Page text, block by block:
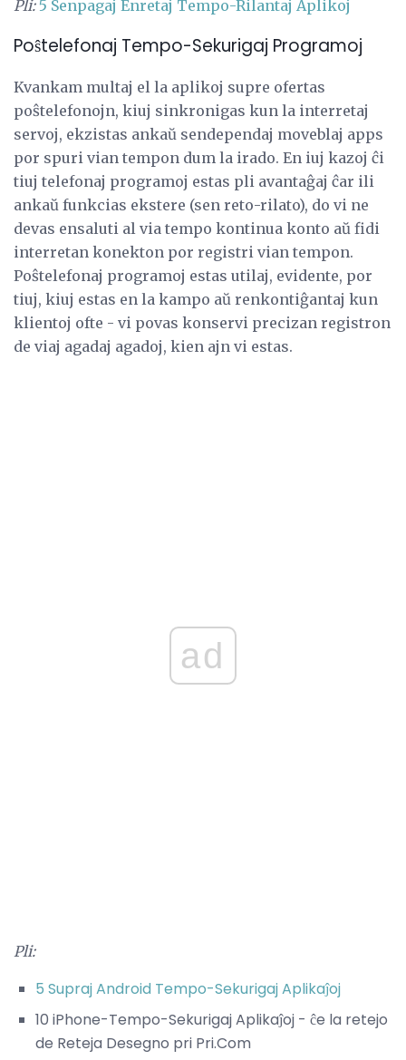
Pli: 5 Senpagaj Enretaj Tempo-Rilantaj Aplikoj
Poŝtelefonaj Tempo-Sekurigaj Programoj
Kvankam multaj el la aplikoj supre ofertas
poŝtelefonojn, kiuj sinkronigas kun la interretaj
servoj, ekzistas ankaŭ sendependaj moveblaj apps
por spuri vian tempon dum la irado. En iuj kazoj ĉi
tiuj telefonaj programoj estas pli avantaĝaj ĉar ili
ankaŭ funkcias ekstere (sen reto-rilato), do vi ne
devas ensaluti al via tempo kontinua konto aŭ fidi
interretan konekton por registri vian tempon.
Poŝtelefonaj programoj estas utilaj, evidente, por
tiuj, kiuj estas en la kampo aŭ renkontiĝantaj kun
klientoj ofte - vi povas konservi precizan registron
de viaj agadaj agadoj, kien ajn vi estas.
ad
Pli:
5 Supraj Android Tempo-Sekurigaj Aplikaĵoj
10 iPhone-Tempo-Sekurigaj Aplikaĵoj - ĉe la retejo
de Reteja Desegno pri Pri.Com